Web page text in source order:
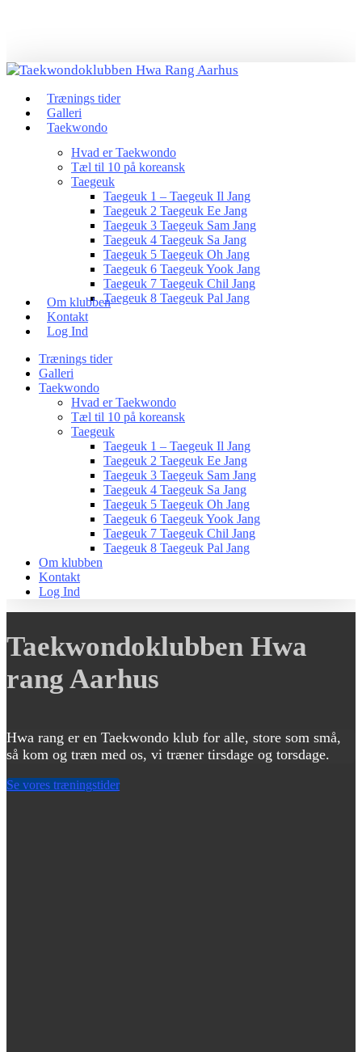
Menu
Trænings tider
Galleri
Taekwondo
Hvad er Taekwondo
Tæl til 10 på koreansk
Taegeuk
Taegeuk 1 – Taegeuk Il Jang
Taegeuk 2 Taegeuk Ee Jang
Taegeuk 3 Taegeuk Sam Jang
Taegeuk 4 Taegeuk Sa Jang
Taegeuk 5 Taegeuk Oh Jang
Taegeuk 6 Taegeuk Yook Jang
Taegeuk 7 Taegeuk Chil Jang
Taegeuk 8 Taegeuk Pal Jang
Om klubben
Kontakt
Log Ind
Trænings tider
Galleri
Taekwondo
Hvad er Taekwondo
Tæl til 10 på koreansk
Taegeuk
Taegeuk 1 – Taegeuk Il Jang
Taegeuk 2 Taegeuk Ee Jang
Taegeuk 3 Taegeuk Sam Jang
Taegeuk 4 Taegeuk Sa Jang
Taegeuk 5 Taegeuk Oh Jang
Taegeuk 6 Taegeuk Yook Jang
Taegeuk 7 Taegeuk Chil Jang
Taegeuk 8 Taegeuk Pal Jang
Om klubben
Kontakt
Log Ind
Taekwondoklubben Hwa
rang Aarhus
Hwa rang er en Taekwondo klub for alle, store som små,
så kom og træn med os, vi træner tirsdage og torsdage.
Se vores træningstider